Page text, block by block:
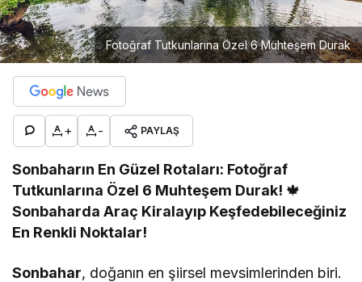
Fotoğraf Tutkunlarına Özel 6 Muhteşem Durak
+ - PAYLAŞ
Sonbaharın En Güzel Rotaları: Fotoğraf
Tutkunlarına Özel 6 Muhteşem Durak! 🍁
Sonbaharda Araç Kiralayıp Keşfedebileceğiniz
En Renkli Noktalar!
Sonbahar, doğanın en şiirsel mevsimlerinden biri.